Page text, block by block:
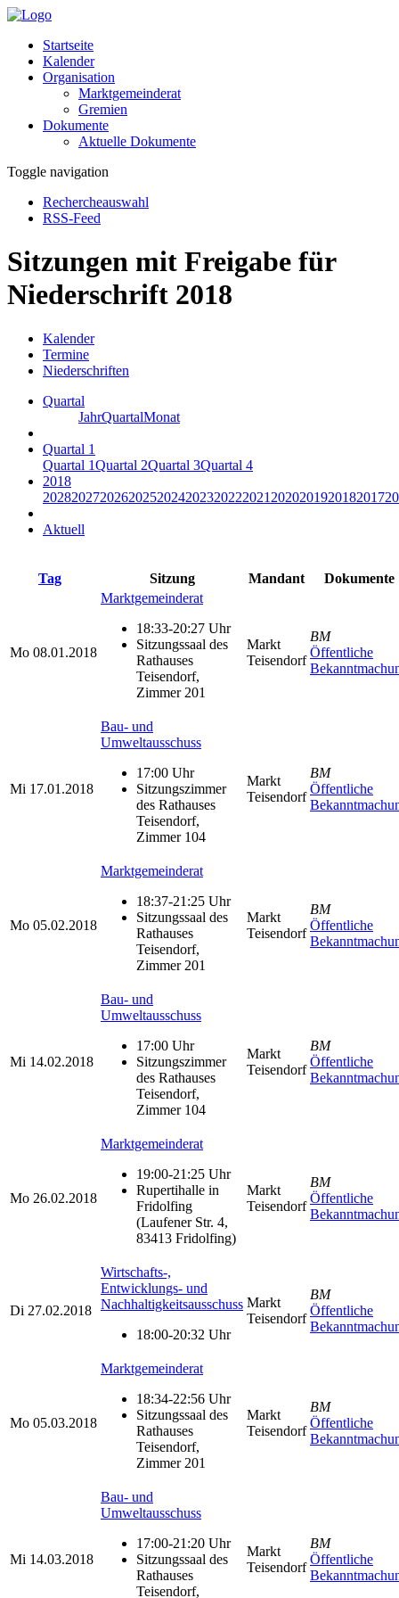
Startseite
Kalender
Organisation
Marktgemeinderat
Gremien
Dokumente
Aktuelle Dokumente
Toggle navigation
Rechercheauswahl
RSS-Feed
Sitzungen mit Freigabe für
Niederschrift 2018
Kalender
Termine
Niederschriften
Quartal
JahrQuartalMonat
Quartal 1
Quartal 1Quartal 2Quartal 3Quartal 4
2018
20282027202620252024202320222021 2020201920182017
Aktuell
Tag Sitzung Mandant Dokumente
Mo 08.01.2018
Marktgemeinderat
18:33-20:27 Uhr
Sitzungssaal des
Rathauses
Teisendorf,
Zimmer 201
Markt
Teisendorf
BM
Öffentliche
Mi 17.01.2018
Bau- und
Umweltausschuss
17:00 Uhr
Sitzungszimmer
des Rathauses
Teisendorf,
Zimmer 104
Markt
Teisendorf
BM
Öffentliche
Mo 05.02.2018
Marktgemeinderat
18:37-21:25 Uhr
Sitzungssaal des
Rathauses
Teisendorf,
Zimmer 201
Markt
Teisendorf
BM
Öffentliche
Mi 14.02.2018
Bau- und
Umweltausschuss
17:00 Uhr
Sitzungszimmer
des Rathauses
Teisendorf,
Zimmer 104
Markt
Teisendorf
BM
Öffentliche
Mo 26.02.2018
Marktgemeinderat
19:00-21:25 Uhr
Rupertihalle in
Fridolfing
(Laufener Str. 4,
83413 Fridolfing)
Markt
Teisendorf
BM
Öffentliche
Di 27.02.2018
Wirtschafts-,
Entwicklungs- und
Nachhaltigkeitsausschuss
18:00-20:32 Uhr
Markt
Teisendorf
BM
Öffentliche
Mo 05.03.2018
Marktgemeinderat
18:34-22:56 Uhr
Sitzungssaal des
Rathauses
Teisendorf,
Zimmer 201
Markt
Teisendorf
BM
Öffentliche
Mi 14.03.2018
Bau- und
Umweltausschuss
17:00-21:20 Uhr
Sitzungssaal des
Rathauses
Teisendorf,
Markt
Teisendorf
BM
Öffentliche